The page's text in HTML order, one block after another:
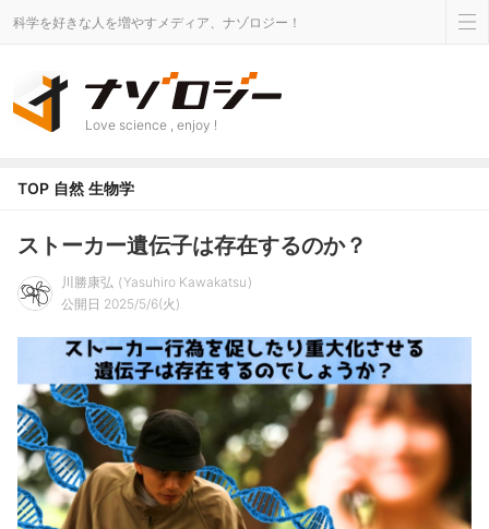
科学を好きな人を増やすメディア、ナゾロジー！
Love science , enjoy !
TOP 自然 生物学
ストーカー遺伝子は存在するのか？
川勝康弘
Yasuhiro Kawakatsu
公開日 2025/5/6(火)